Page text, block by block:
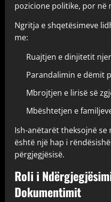
pozicione politike, por në
Ngritja e shqetësimeve
me:
Ruajtjen e dinjitetit
Parandalimin e dëmit
Mbrojtjen e lirisë së
Mbështetjen e
Ish-anëtarët theksojnë se
është një hap i
përgjegjësisë.
Roli i
Dokumentimit